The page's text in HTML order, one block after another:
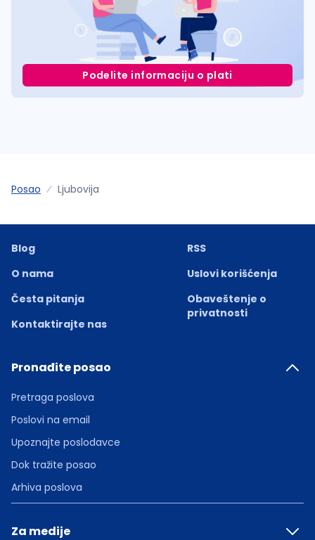
Podelite informaciju o plati
Posao Ljubovija
Blog
O nama
Česta pitanja
Kontaktirajte nas
RSS
Uslovi korišćenja
Obaveštenje o
privatnosti
Pronađite posao
Pretraga poslova
Poslovi na email
Upoznajte poslodavce
Dok tražite posao
Arhiva poslova
Za medije